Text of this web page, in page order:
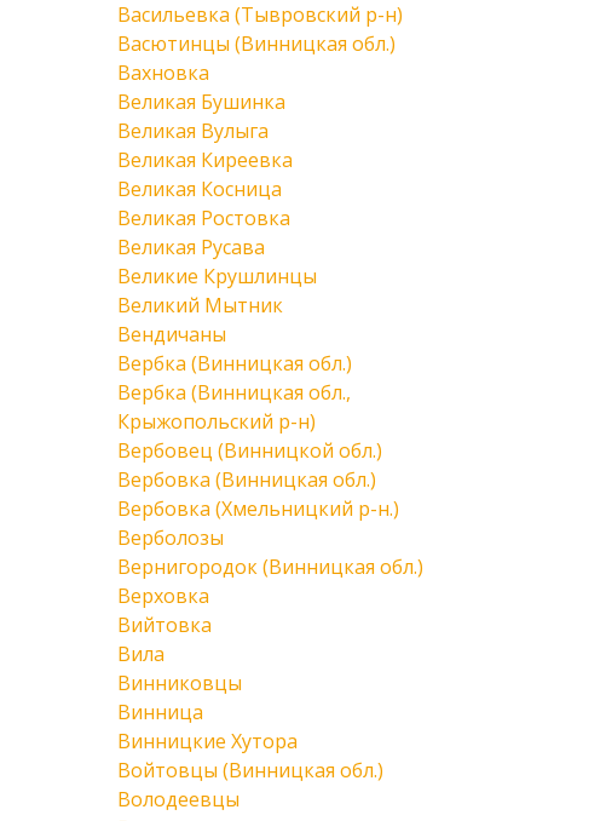
Васильевка (Тывровский р-н)
Васютинцы (Винницкая обл.)
Вахновка
Великая Бушинка
Великая Вулыга
Великая Киреевка
Великая Косница
Великая Ростовка
Великая Русава
Великие Крушлинцы
Великий Мытник
Вендичаны
Вербка (Винницкая обл.)
Вербка (Винницкая обл.,
Крыжопольский р-н)
Вербовец (Винницкой обл.)
Вербовка (Винницкая обл.)
Вербовка (Хмельницкий р-н.)
Верболозы
Вернигородок (Винницкая обл.)
Верховка
Вийтовка
Вила
Винниковцы
Винница
Винницкие Хутора
Войтовцы (Винницкая обл.)
Володеевцы